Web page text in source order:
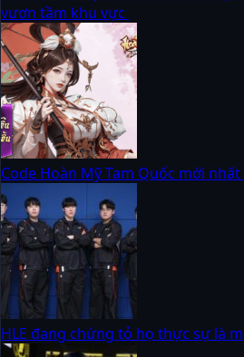
vươn tầm khu vực
Code Hoàn Mỹ Tam Quốc mới
HLE đang chứng tỏ họ thực sự là